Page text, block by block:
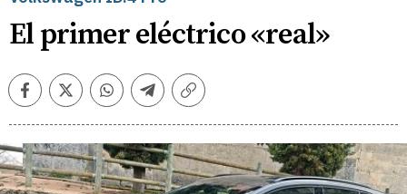
El primer eléctrico «real»
FacebookTwitterWhatsappTelegramCopiar